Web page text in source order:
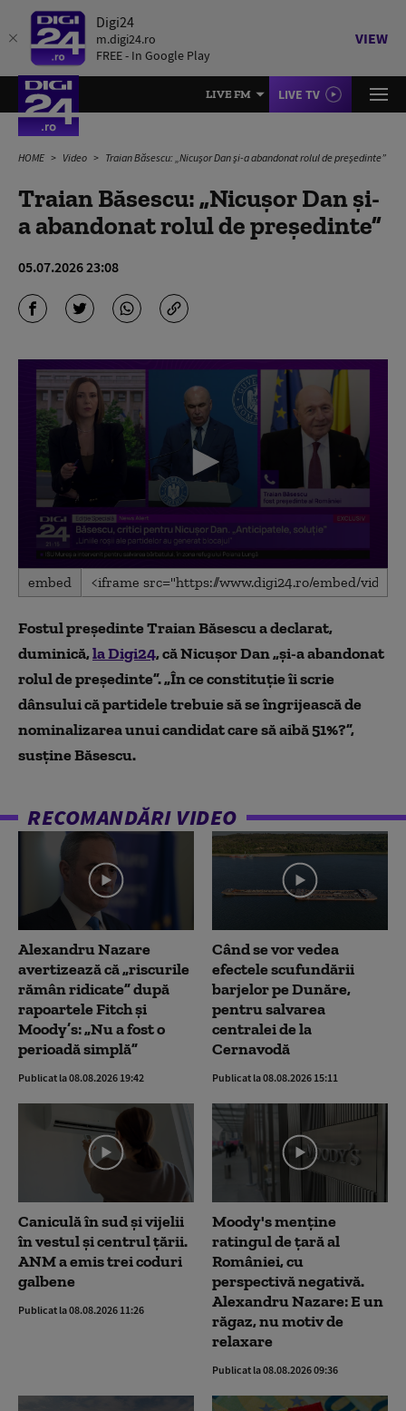
Digi24
m.digi24.ro
FREE - In Google Play
VIEW
LIVE FM LIVE TV
HOME Video Traian Băsescu: „Nicușor Dan și-a abandonat rolul de președinte”
Traian Băsescu: „Nicușor Dan și-
a abandonat rolul de președinte”
05.07.2026 23:08
0
seconds
minutes,
53
seconds
embed
Fostul președinte Traian Băsescu a declarat,
duminică,la Digi24, că Nicușor Dan „și-a abandonat
rolul de președinte”. „În ce constituție îi scrie
dânsului că partidele trebuie să se îngrijească de
nominalizarea unui candidat care să aibă 51%?”,
susține Băsescu.
RECOMANDĂRI VIDEO
Alexandru Nazare
avertizează că „riscurile
rămân ridicate” după
rapoartele Fitch și
Moody’s: „Nu a fost o
perioadă simplă”
Publicat la 08.08.2026 19:42
Când se vor vedea
efectele scufundării
barjelor pe Dunăre,
pentru salvarea
centralei de la
Cernavodă
Publicat la 08.08.2026 15:11
Caniculă în sud și vijelii
în vestul și centrul țării.
ANM a emis trei coduri
galbene
Publicat la 08.08.2026 11:26
Moody's menține
ratingul de țară al
României, cu
perspectivă negativă.
Alexandru Nazare: E un
răgaz, nu motiv de
relaxare
Publicat la 08.08.2026 09:36